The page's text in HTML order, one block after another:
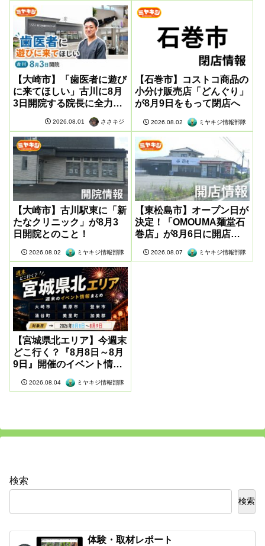
【大崎市】「歯医者に遊び
に来てほしい」古川に8月
3日開院する院長に全力取
2026.08.01 ささキジ
【石巻市】コストコ商品の
小分け販売店「どんぐり」
が8月9日をもって閉店へ
2026.08.02 ミヤキジ情報部隊
【大崎市】古川駅東に「新
たなクリニック」が8月3
日開院とのこと！
2026.08.02 ミヤキジ情報部隊
【東松島市】オープン日が
決定！「OMOUMA麺堂石
巻店」が8月6日に開店し
2026.08.07 ミヤキジ情報部隊
【宮城県北エリア】今週末
どこ行く？『8月8日～8月
9日』開催のイベント情報
2026.08.04 ミヤキジ情報部隊
検索
検索
体験・取材レポート